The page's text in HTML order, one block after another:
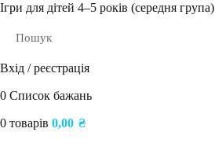
Ігри для дітей 4–5 років (середня група)
Пошук
Вхід / реєстрація
0 Список бажань
0 товарів 0,00 ₴